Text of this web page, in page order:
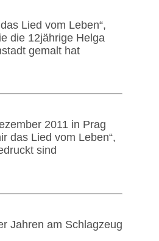
Lied vom Leben“,
die 12jährige Helga
gemalt hat
2011 in Prag
das Lied vom Leben“,
sind
Jahren am Schlagzeug